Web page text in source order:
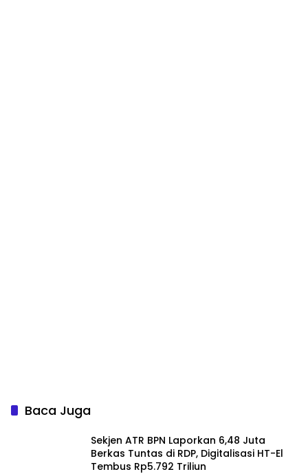
Baca Juga
Sekjen ATR BPN Laporkan 6,48 Juta
Berkas Tuntas di RDP, Digitalisasi HT-El
Tembus Rp5.792 Triliun